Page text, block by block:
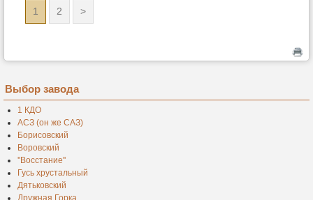
1 2 >
Выбор завода
1 КДО
АСЗ (он же САЗ)
Борисовский
Воровский
''Восстание''
Гусь хрустальный
Дятьковский
Дружная Горка